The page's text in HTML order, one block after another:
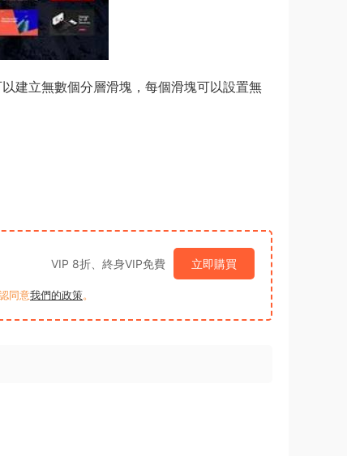
建立無數個分層滑塊，每個滑塊可以設置無
VIP 8折、終身VIP免費 立即購買
同意我們的政策。